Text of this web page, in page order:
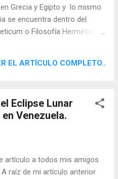
Grecia y Egipto y lo mismo
se encuentra dentro del
o Filosofía Hermética,
vienen definidos en el
EL ARTÍCULO COMPLETO..
Eclipse Lunar
Venezuela.
artículo a todos mis amigos
raíz de mi artículo anterior